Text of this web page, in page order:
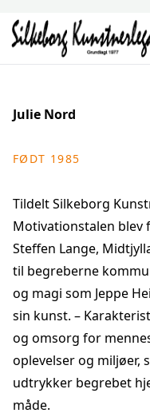
Julie Nord
FØDT 1985
Tildelt Silkeborg
Motivationstalen
Steffen Lange,
til begreberne
og magi som Jeppe
sin kunst. –
og omsorg for
oplevelser og miljøer,
udtrykker begrebet
måde.